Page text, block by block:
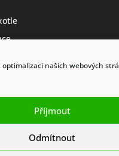
optimalizaci našich webových
Příjmout
Odmítnout